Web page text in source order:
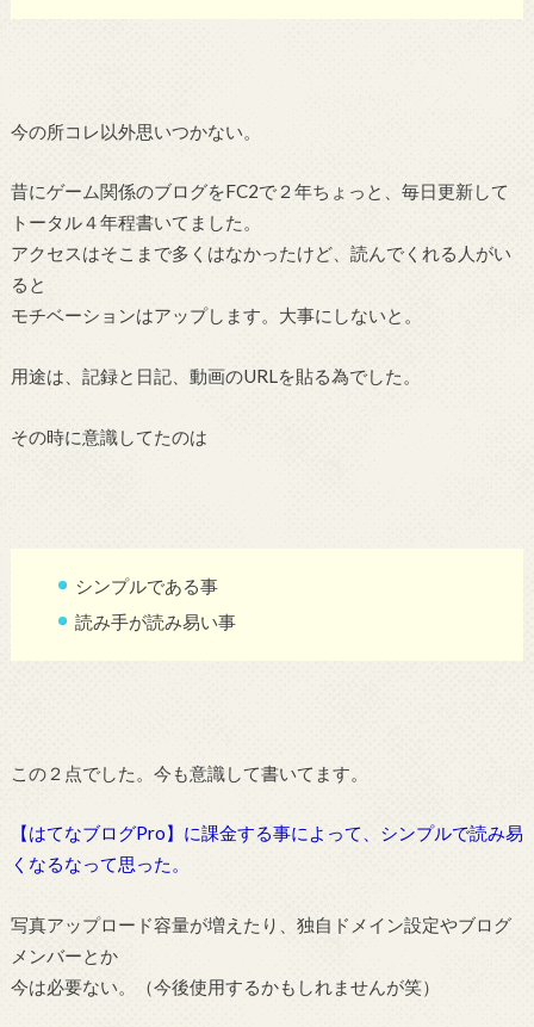
今の所コレ以外思いつかない。
昔にゲーム関係のブログをFC2で２年ちょっと、毎日更新して
トータル４年程書いてました。
アクセスはそこまで多くはなかったけど、読んでくれる人がい
ると
モチベーションはアップします。大事にしないと。
用途は、記録と日記、動画のURLを貼る為でした。
その時に意識してたのは
シンプルである事
読み手が読み易い事
この２点でした。今も意識して書いてます。
【はてなブログPro】に課金する事によって、シンプルで読み易
くなるなって思った。
写真アップロード容量が増えたり、独自ドメイン設定やブログ
メンバーとか
今は必要ない。（今後使用するかもしれませんが笑）